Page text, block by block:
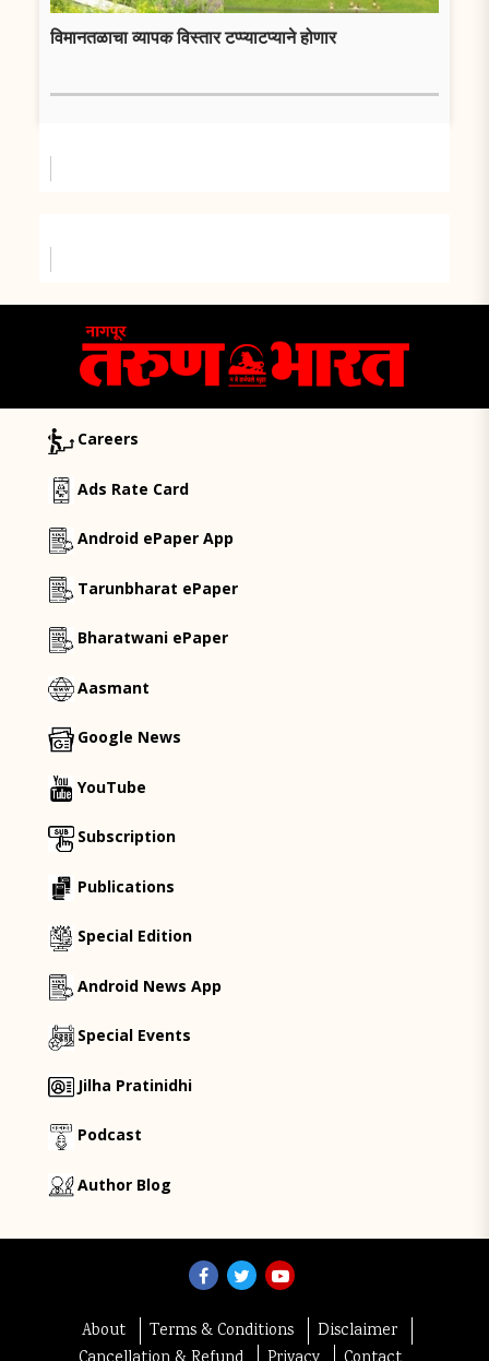
विमानतळाचा व्यापक विस्तार टप्प्याटप्याने होणार
Careers
Ads Rate Card
Android ePaper App
Tarunbharat ePaper
Bharatwani ePaper
Aasmant
Google News
YouTube
Subscription
Publications
Special Edition
Android News App
Special Events
Jilha Pratinidhi
Podcast
Author Blog
About Terms & Conditions
Disclaimer